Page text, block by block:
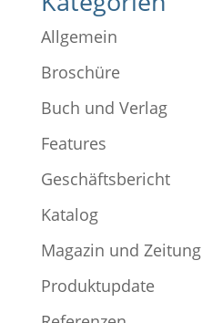
Allgemein
Broschüre
Buch und Verlag
Features
Geschäftsbericht
Katalog
Magazin und Zeitung
Produktupdate